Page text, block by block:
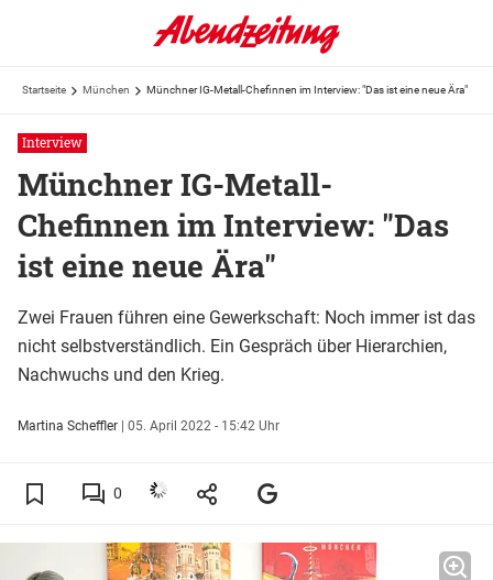
Startseite München Münchner IG-Metall-Chefinnen im Interview: "Das ist eine neue Ära"
Interview
Münchner IG-Metall-
Chefinnen im Interview: "Das
ist eine neue Ära"
Zwei Frauen führen eine Gewerkschaft: Noch immer ist das
nicht selbstverständlich. Ein Gespräch über Hierarchien,
Nachwuchs und den Krieg.
Martina Scheffler 05. April 2022 - 15:42 Uhr
0